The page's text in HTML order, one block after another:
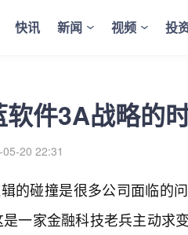
快讯 新闻 视频 投
件3A战略的
20 22:31
的碰撞是很多公司面临的
一家金融科技老兵主动求